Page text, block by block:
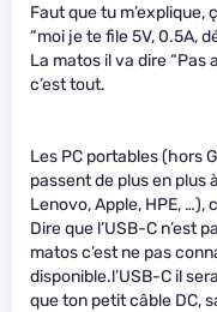
Faut que tu m’explique,
“moi je te file 5V, 0.5A,
La matos il va dire “Pas
c’est tout.
Les PC portables (hors
passent de plus en plus
Lenovo, Apple, HPE,
Dire que l’USB-C n’est
matos c’est ne pas
disponible.l’USB-C il
que ton petit câble DC,